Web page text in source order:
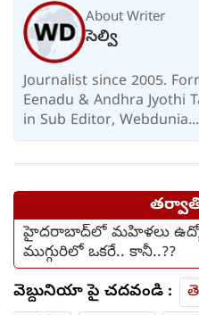
About Writer
సెల్వి
Journalist since 2005.
Eenadu & Andhra Jyothi
in Sub Editor,
హైదరాబాద్‌లో మహిళలు
ముగ్గురిలో ఒకరే.. కానీ..??
వెబ్దునియా పై చదవండి :